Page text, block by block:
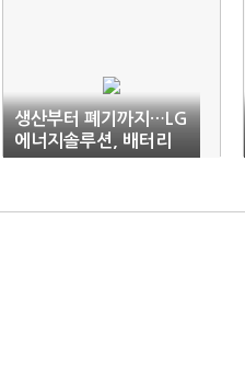
생산부터 폐기까지…LG
에너지솔루션, 배터리
선순환 체계 구축